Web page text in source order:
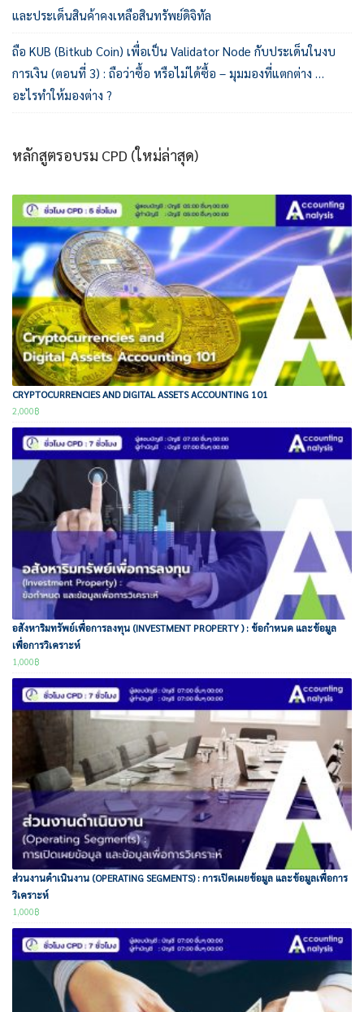
และประเด็นสินค้าคงเหลือสินทรัพย์ดิจิทัล
ถือ KUB (Bitkub Coin) เพื่อเป็น Validator Node กับประเด็นในงบ
การเงิน (ตอนที่ 3) : ถือว่าซื้อ หรือไม่ได้ซื้อ – มุมมองที่แตกต่าง …
อะไรทำให้มองต่าง ?
หลักสูตรอบรม CPD (ใหม่ล่าสุด)
CRYPTOCURRENCIES AND DIGITAL ASSETS ACCOUNTING 101
2,000฿
อสังหาริมทรัพย์เพื่อการลงทุน (INVESTMENT PROPERTY ) : ข้อกำหนด และข้อมูล
เพื่อการวิเคราะห์
1,000฿
ส่วนงานดำเนินงาน (OPERATING SEGMENTS) : การเปิดเผยข้อมูล และข้อมูลเพื่อการ
วิเคราะห์
1,000฿